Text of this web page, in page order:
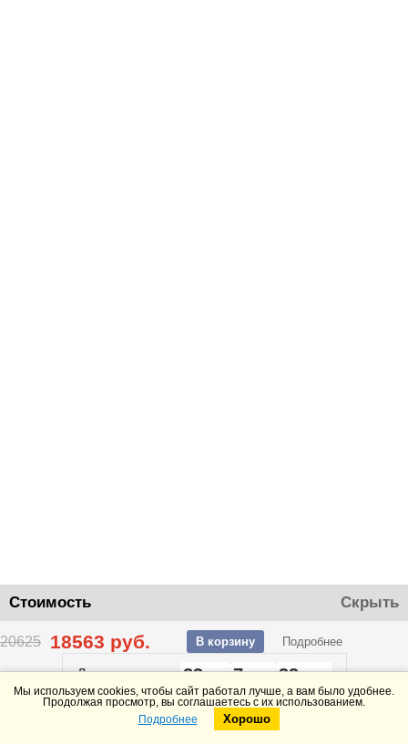
Стоимость Скрыть
20625 18563 руб. В корзину Подробнее
До конца акции23 7 33
Telegram
Мы используем cookies, чтобы сайт работал лучше, а вам было удобнее.
Продолжая просмотр, вы соглашаетесь с их использованием.
Подробнее
Хорошо